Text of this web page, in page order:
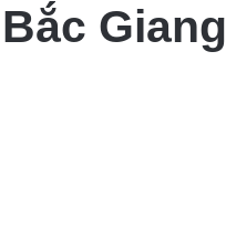
Giang